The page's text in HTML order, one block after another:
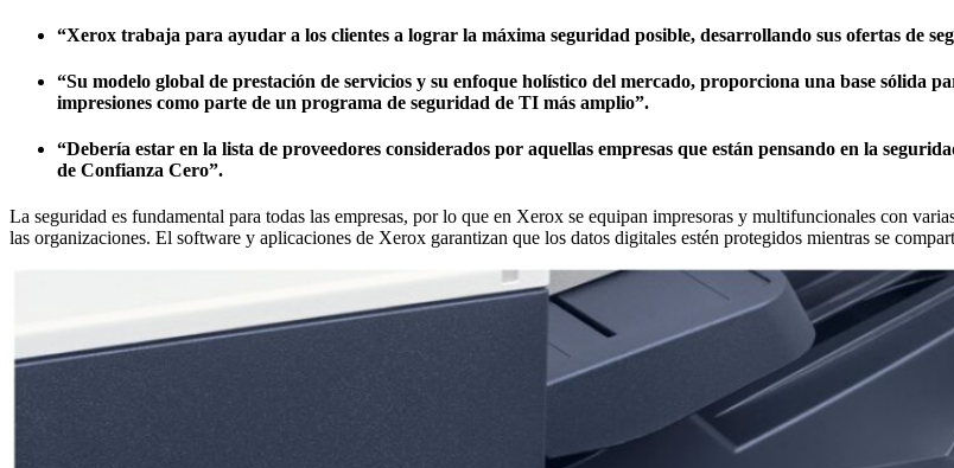
“Xerox trabaja para ayudar a los clientes a lograr la máxima seguridad posible, desarrollando sus ofertas de
“Su modelo global de prestación de servicios y su enfoque holístico del mercado, proporciona una base sólida
impresiones como parte de un programa de seguridad de TI más amplio”.
“Debería estar en la lista de proveedores considerados por aquellas empresas que están pensando en la
de Confianza Cero”.
La seguridad es fundamental para todas las empresas, por lo que en Xerox se equipan impresoras y multifuncionales con
las organizaciones. El software y aplicaciones de Xerox garantizan que los datos digitales estén protegidos mientras se